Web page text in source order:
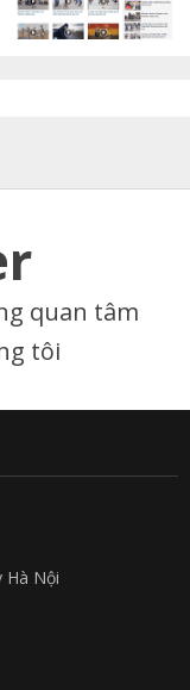
quan tâm
tôi
Hà Nội